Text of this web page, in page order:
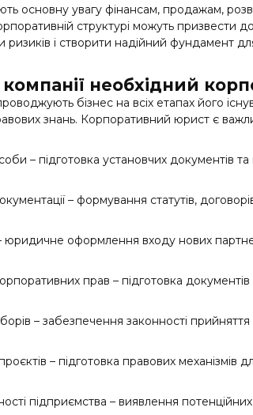
основну увагу фінансам, продажам,
структурі можуть
і створити надійний фундамент
компанії необхідний
бізнес на всіх етапах його
знань. Корпоративний юрист є
– підготовка установчих документів
– формування статутів,
юридичне оформлення входу нових
прав – підготовка документів
– забезпечення законності
– підготовка правових механізмів
підприємства – виявлення